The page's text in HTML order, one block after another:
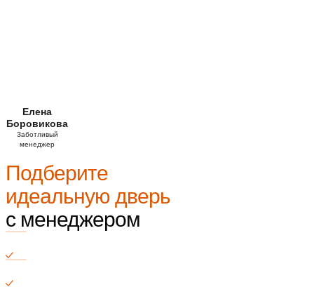
Елена
Боровикова
Заботливый
менеджер
Подберите
идеальную дверь
с менеджером